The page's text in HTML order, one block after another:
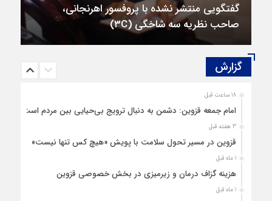
گفتگویی منتشر نشده با پروفسور اهرنجانی،
صاحب نظریه سه‌ شاخگی (۳C)
گزارش‌
18 ساعت قبل
امام جمعه قزوین: دشمن به دنبال ترویج بی‌حیایی بین مردم است
3 هفته قبل
قزوین در مسیر تحول سلامت با پویش «هیچ‌ کس تنها نیست»
1 ماه قبل
هزینه‌ گزاف درمان و زیرمیزی در بخش خصوصی قزوین
1 ماه قبل